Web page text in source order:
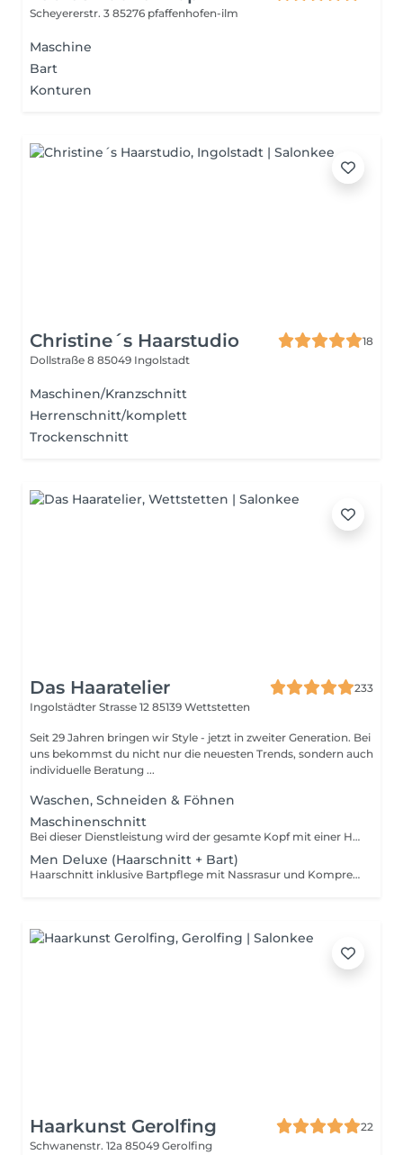
Scheyererstr. 3 85276 pfaffenhofen-ilm
Maschine
Bart
Konturen
Christine´s Haarstudio
18
Dollstraße 8 85049 Ingolstadt
Maschinen/Kranzschnitt
Herrenschnitt/komplett
Trockenschnitt
Das Haaratelier
233
Ingolstädter Strasse 12 85139 Wettstetten
Seit 29 Jahren bringen wir Style - jetzt in zweiter Generation. Bei
uns bekommst du nicht nur die neuesten Trends, sondern auch
individuelle Beratung ...
Waschen, Schneiden & Föhnen
Maschinenschnitt
Bei dieser Dienstleistung wird der gesamte Kopf mit einer Haarschneidemaschine geschnitten, ohne den Einsatz einer Schere.
Men Deluxe (Haarschnitt + Bart)
Haarschnitt inklusive Bartpflege mit Nassrasur und Kompressen. Die Behandlung sorgt für eine gründliche Rasur, weiche Haut und eine präzise Formung von Haar und Bart. Entspannende Kompressen ergänzen die Pflege und sorgen für ein frisches Gefühl.
Haarkunst Gerolfing
22
Schwanenstr. 12a 85049 Gerolfing